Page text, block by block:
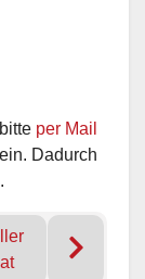
per Mail
Dadurch